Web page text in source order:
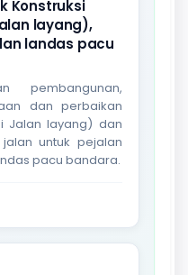
Konstruksi
layang),
landas pacu
pembangunan,
dan perbaikan
Jalan layang) dan
untuk pejalan
pacu bandara.